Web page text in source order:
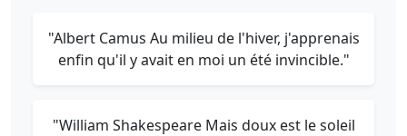
"Albert Camus Au milieu de l'hiver, j'apprenais
enfin qu'il y avait en moi un été invincible."
"William Shakespeare Mais doux est le soleil